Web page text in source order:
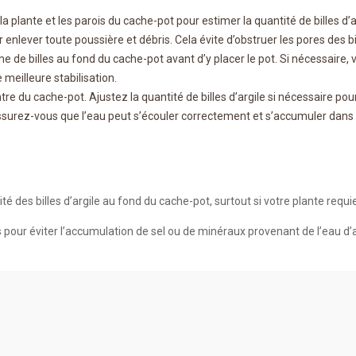
plante et les parois du cache-pot pour estimer la quantité de billes
enlever toute poussière et débris. Cela évite d’obstruer les pores des
de billes au fond du cache-pot avant d’y placer le pot. Si
meilleure stabilisation.
du cache-pot. Ajustez la quantité de billes d’argile si nécessaire
vous que l’eau peut s’écouler correctement et s’accumuler
des billes d’argile au fond du cache-pot, surtout si votre plante
éviter l’accumulation de sel ou de minéraux provenant de l’eau